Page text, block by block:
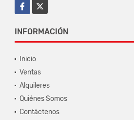
Facebook
INFORMACIÓN
Inicio
Ventas
Alquileres
Quiénes Somos
Contáctenos